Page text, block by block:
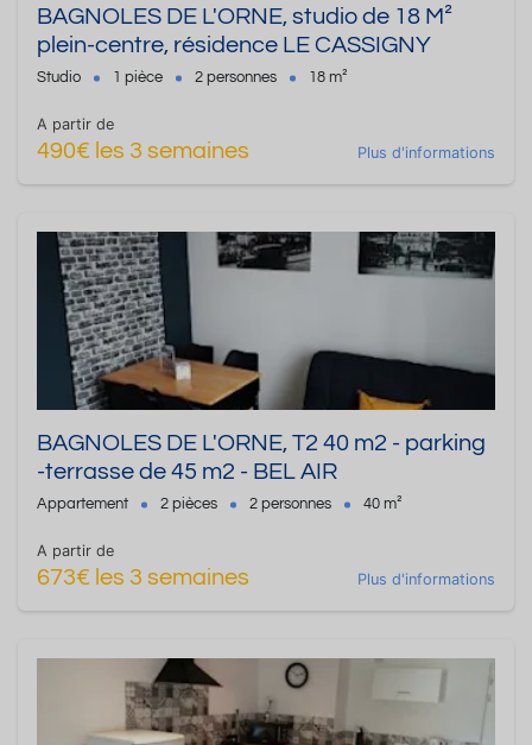
BAGNOLES DE L'ORNE, studio de 18 M²
plein-centre, résidence LE CASSIGNY
Studio 1 pièce 2 personnes 18 m²
A partir de
490€ les 3 semaines Plus d'informations
BAGNOLES DE L'ORNE, T2 40 m2 - parking
-terrasse de 45 m2 - BEL AIR
Appartement 2 pièces 2 personnes 40 m²
A partir de
673€ les 3 semaines Plus d'informations